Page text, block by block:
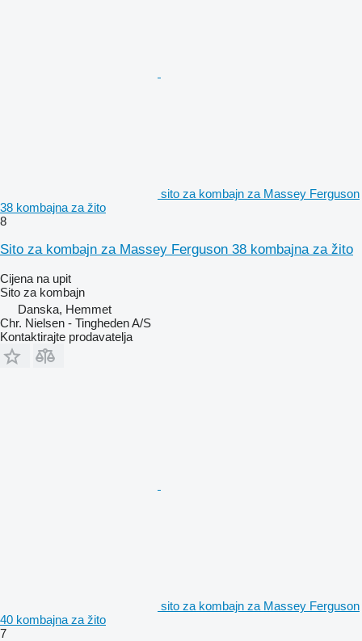
sito za kombajn za Massey Ferguson
38 kombajna za žito
8
Sito za kombajn za Massey Ferguson 38 kombajna za žito
Cijena na upit
Sito za kombajn
Danska, Hemmet
Chr. Nielsen - Tingheden A/S
Kontaktirajte prodavatelja
sito za kombajn za Massey Ferguson
40 kombajna za žito
7